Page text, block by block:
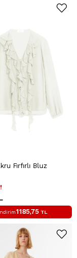
Fırfırlı Bluz
1185,75 TL